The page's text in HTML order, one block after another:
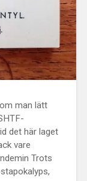
man lätt
det här laget
vare
Trots